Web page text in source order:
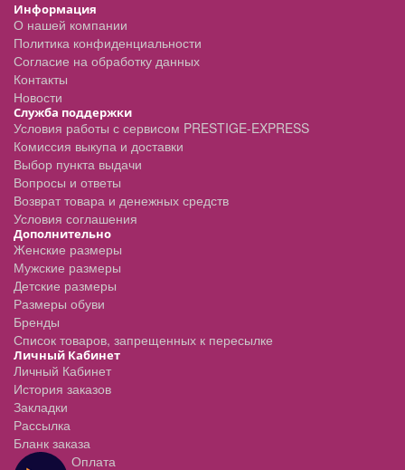
Информация
О нашей компании
Политика конфиденциальности
Согласие на обработку данных
Контакты
Новости
Служба поддержки
Условия работы с сервисом PRESTIGE-EXPRESS
Комиссия выкупа и доставки
Выбор пункта выдачи
Вопросы и ответы
Возврат товара и денежных средств
Условия соглашения
Дополнительно
Женские размеры
Мужские размеры
Детские размеры
Размеры обуви
Бренды
Список товаров, запрещенных к пересылке
Личный Кабинет
Личный Кабинет
История заказов
Закладки
Рассылка
Бланк заказа
Оплата